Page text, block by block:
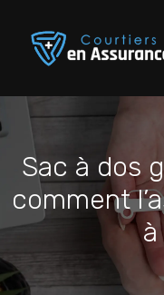
Sac à dos
comment
à